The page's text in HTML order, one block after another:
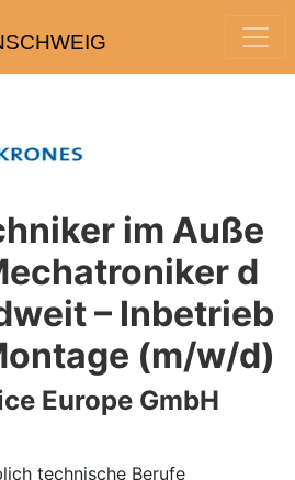
im Auße
d
– Inbetrieb
(m/w/d)
Europe GmbH
technische Berufe